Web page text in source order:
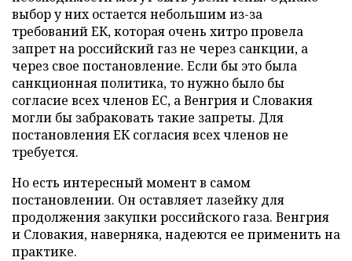
выбор у них остается небольшим из-за
требований ЕК, которая очень хитро провела
запрет на российский газ не через санкции, а
через свое постановление. Если бы это была
санкционная политика, то нужно было бы
согласие всех членов ЕС, а Венгрия и Словакия
могли бы забраковать такие запреты. Для
постановления ЕК согласия всех членов не
требуется.
Но есть интересный момент в самом
постановлении. Он оставляет лазейку для
продолжения закупки российского газа. Венгрия
и Словакия, наверняка, надеются ее применить на
практике.